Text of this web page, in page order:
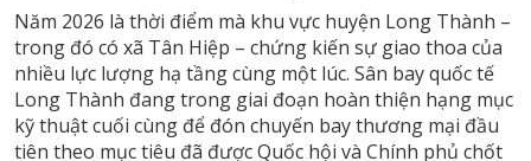
Năm 2026 là thời điểm mà khu vực huyện Long Thành –
trong đó có xã Tân Hiệp – chứng kiến sự giao thoa của
nhiều lực lượng hạ tầng cùng một lúc. Sân bay quốc tế
Long Thành đang trong giai đoạn hoàn thiện hạng mục
kỹ thuật cuối cùng để đón chuyến bay thương mại đầu
tiên theo mục tiêu đã được Quốc hội và Chính phủ chốt